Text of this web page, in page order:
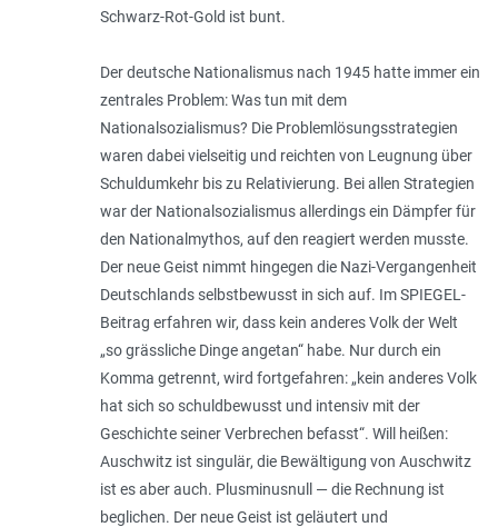
Schwarz-Rot-Gold ist bunt.
Der deutsche Nationalismus nach 1945 hatte immer ein
zentrales Problem: Was tun mit dem
Nationalsozialismus? Die Problemlösungsstrategien
waren dabei vielseitig und reichten von Leugnung über
Schuldumkehr bis zu Relativierung. Bei allen Strategien
war der Nationalsozialismus allerdings ein Dämpfer für
den Nationalmythos, auf den reagiert werden musste.
Der neue Geist nimmt hingegen die Nazi-Vergangenheit
Deutschlands selbstbewusst in sich auf. Im SPIEGEL-
Beitrag erfahren wir, dass kein anderes Volk der Welt
„so grässliche Dinge angetan“ habe. Nur durch ein
Komma getrennt, wird fortgefahren: „kein anderes Volk
hat sich so schuldbewusst und intensiv mit der
Geschichte seiner Verbrechen befasst“. Will heißen:
Auschwitz ist singulär, die Bewältigung von Auschwitz
ist es aber auch. Plusminusnull — die Rechnung ist
beglichen. Der neue Geist ist geläutert und